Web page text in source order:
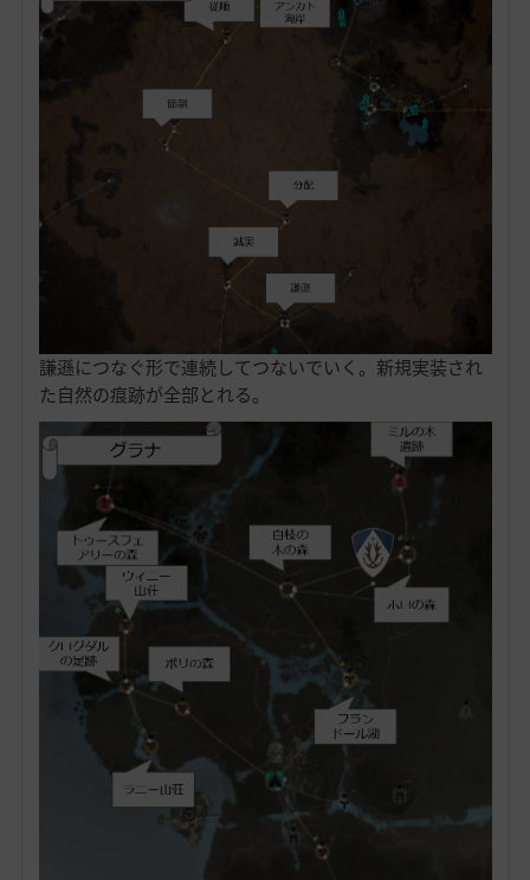
謙遜につなぐ形で連続してつないでいく。新規実装され
た自然の痕跡が全部とれる。